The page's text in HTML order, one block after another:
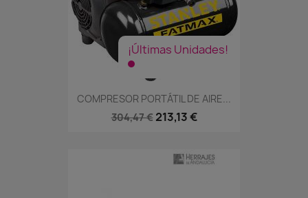
¡Últimas Unidades!
COMPRESOR PORTÁTIL DE AIRE...
304,47 € 213,13 €